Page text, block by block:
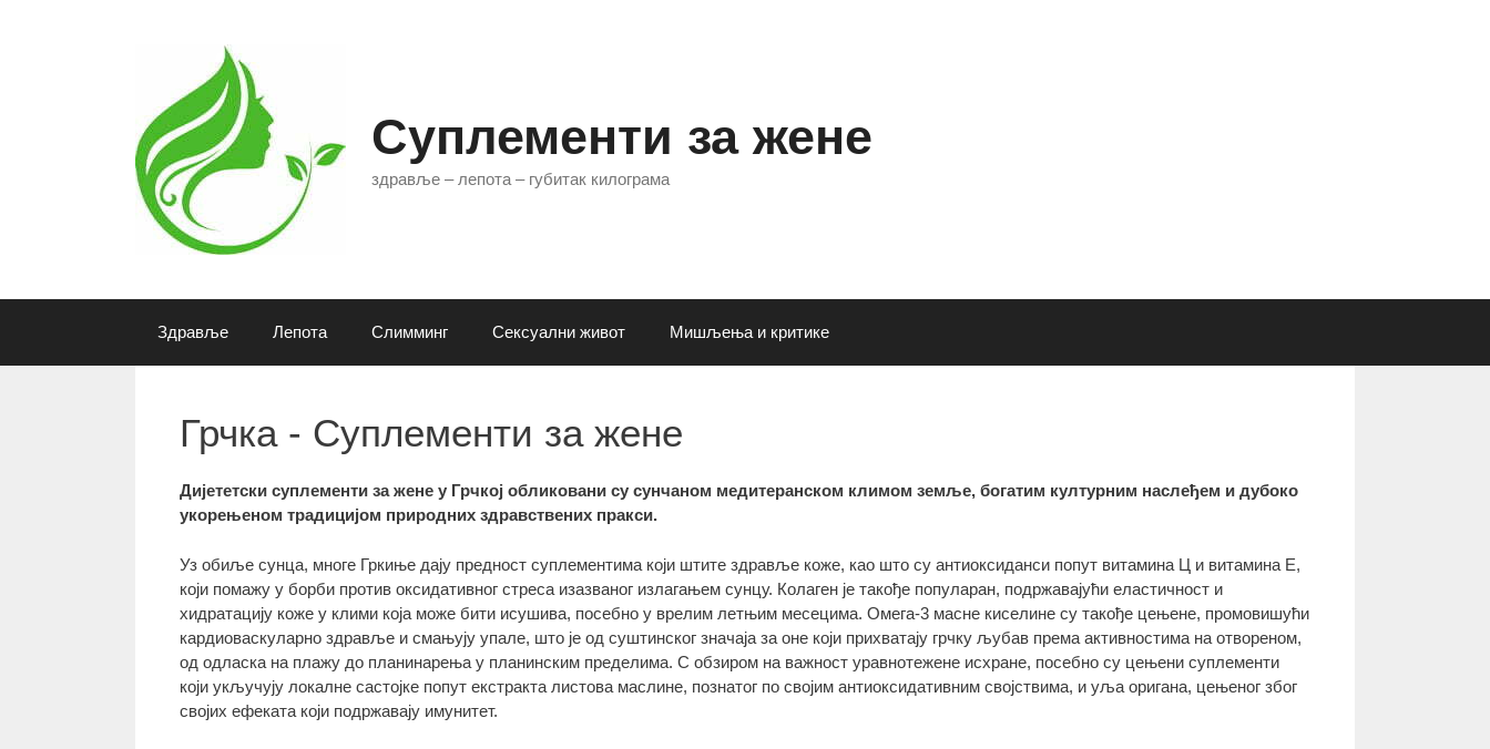
Суплементи за жене
здравље – лепота – губитак килограма
Здравље Лепота Слимминг Сексуални живот Мишљења и критике
Грчка - Суплементи за жене
Дијететски суплементи за жене у Грчкој обликовани су сунчаном медитеранском климом земље, богатим културним наслеђем и дубоко
укорењеном традицијом природних здравствених пракси.
Уз обиље сунца, многе Гркиње дају предност суплементима који штите здравље коже, као што су антиоксиданси попут витамина Ц и витамина Е,
који помажу у борби против оксидативног стреса изазваног излагањем сунцу. Колаген је такође популаран, подржавајући еластичност и
хидратацију коже у клими која може бити исушива, посебно у врелим летњим месецима. Омега-3 масне киселине су такође цењене, промовишући
кардиоваскуларно здравље и смањују упале, што је од суштинског значаја за оне који прихватају грчку љубав према активностима на отвореном,
од одласка на плажу до планинарења у планинским пределима. С обзиром на важност уравнотежене исхране, посебно су цењени суплементи
који укључују локалне састојке попут екстракта листова маслине, познатог по својим антиоксидативним својствима, и уља оригана, цењеног због
својих ефеката који подржавају имунитет.